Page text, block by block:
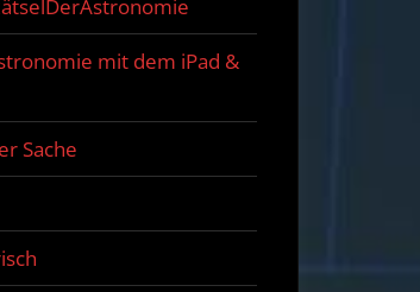
mit dem iPad &
Sache